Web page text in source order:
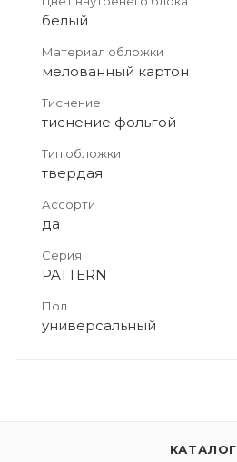
белый
Материал обложки
мелованный картон
Тиснение
тиснение фольгой
Тип обложки
твердая
Ассорти
да
Серия
PATTERN
Пол
универсальный
КАТАЛОГ